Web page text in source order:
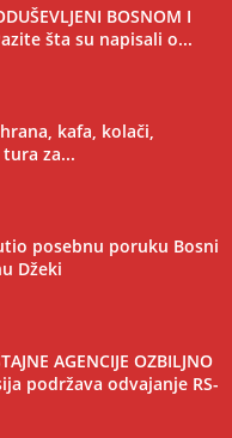
BOSNOM I
šta su napisali o...
kafa, kolači,
za...
posebnu poruku Bosni
Džeki
AGENCIJE OZBILJNO
podržava odvajanje RS-